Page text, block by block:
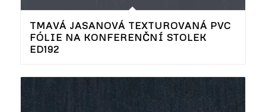
TMAVÁ JASANOVÁ TEXTUROVANÁ PVC
FÓLIE NA KONFERENČNÍ STOLEK
ED192